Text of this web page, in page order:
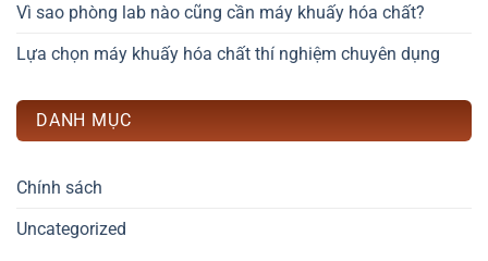
Vì sao phòng lab nào cũng cần máy khuấy hóa chất?
Lựa chọn máy khuấy hóa chất thí nghiệm chuyên dụng
DANH MỤC
Chính sách
Uncategorized